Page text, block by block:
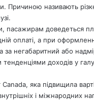
Причиною називають
пасажирам доведеться
оплаті, а при
негабаритний або
доходів у
Canada, яка підвищила
і міжнародних